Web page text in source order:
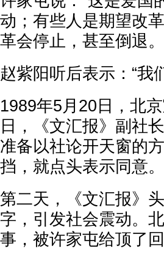
动；有些人是期望改
革会停止，甚至倒退。
赵紫阳听后表示：“我
1989年5月20日，北
日，《文汇报》副社
准备以社论开天窗的
挡，就点头表示同意。
第二天，《文汇报》
字，引发社会震动。
事，被许家屯给顶了回